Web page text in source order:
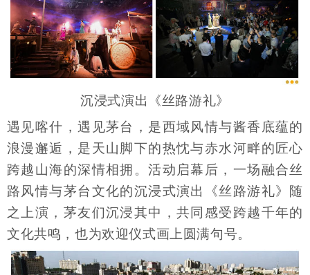
沉浸式演出《丝路游礼》
遇见喀什，遇见茅台，是西域风情与酱香底蕴的
浪漫邂逅，是天山脚下的热忱与赤水河畔的匠心
跨越山海的深情相拥。活动启幕后，一场融合丝
路风情与茅台文化的沉浸式演出《丝路游礼》随
之上演，茅友们沉浸其中，共同感受跨越千年的
文化共鸣，也为欢迎仪式画上圆满句号。